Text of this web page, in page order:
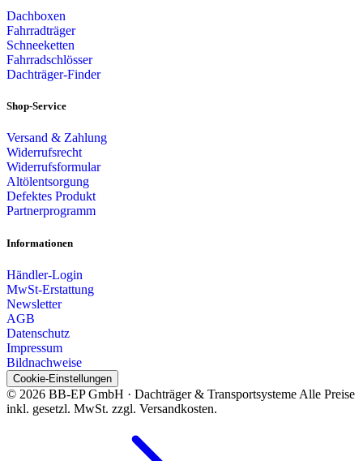
Dachboxen
Fahrradträger
Schneeketten
Fahrradschlösser
Dachträger-Finder
Shop-Service
Versand & Zahlung
Widerrufsrecht
Widerrufsformular
Altölentsorgung
Defektes Produkt
Partnerprogramm
Informationen
Händler-Login
MwSt-Erstattung
Newsletter
AGB
Datenschutz
Impressum
Bildnachweise
Cookie-Einstellungen
© 2026 BB-EP GmbH · Dachträger & Transportsysteme Alle Preise
inkl. gesetzl. MwSt. zzgl. Versandkosten.